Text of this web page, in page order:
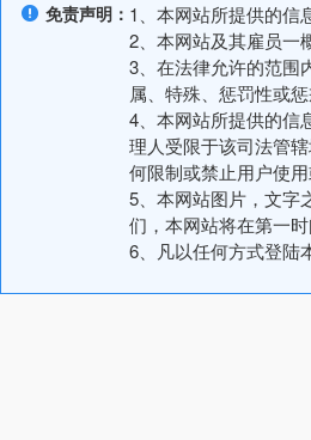
免责声明： 1、本网站所提供的信
2、本网站及其雇员一
3、在法律允许的范围
属、特殊、惩罚性或
4、本网站所提供的信
理人受限于该司法管
何限制或禁止用户使
5、本网站图片，文字
们，本网站将在第一时
6、凡以任何方式登陆